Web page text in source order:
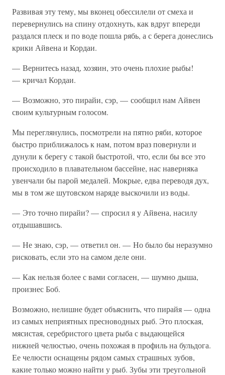
Развивая эту тему, мы вконец обессилели от смеха и
перевернулись на спину отдохнуть, как вдруг впереди
раздался плеск и по воде пошла рябь, а с берега донеслись
крики Айвена и Кордаи.
— Вернитесь назад, хозяин, это очень плохие рыбы!
— кричал Кордаи.
— Возможно, это пирайи, сэр, — сообщил нам Айвен
своим культурным голосом.
Мы переглянулись, посмотрели на пятно ряби, которое
быстро приближалось к нам, потом враз повернули и
дунули к берегу с такой быстротой, что, если бы все это
происходило в плавательном бассейне, нас наверняка
увенчали бы парой медалей. Мокрые, едва переводя дух,
мы в том же шутовском наряде выскочили из воды.
— Это точно пирайи? — спросил я у Айвена, насилу
отдышавшись.
— Не знаю, сэр, — ответил он. — Но было бы неразумно
рисковать, если это на самом деле они.
— Как нельзя более с вами согласен, — шумно дыша,
произнес Боб.
Возможно, нелишне будет объяснить, что пирайя — одна
из самых неприятных пресноводных рыб. Это плоская,
мясистая, серебристого цвета рыба с выдающейся
нижней челюстью, очень похожая в профиль на бульдога.
Ее челюсти оснащены рядом самых страшных зубов,
какие только можно найти у рыб. Зубы эти треугольной